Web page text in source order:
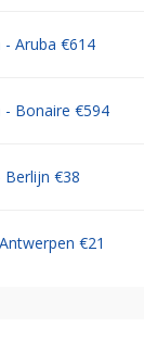
- Aruba €614
- Bonaire €594
Berlijn €38
€21